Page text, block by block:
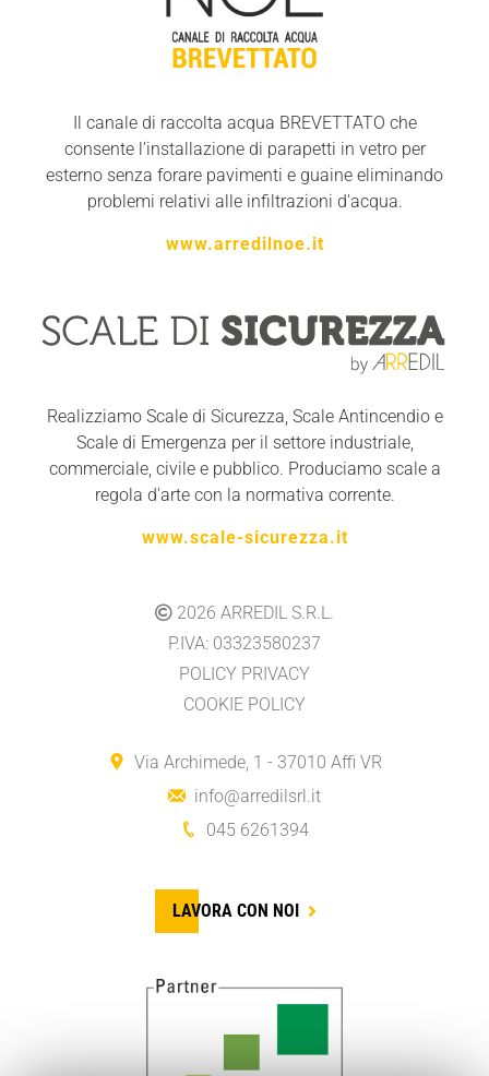
Il canale di raccolta acqua BREVETTATO che
consente l’installazione di parapetti in vetro per
esterno senza forare pavimenti e guaine eliminando
problemi relativi alle infiltrazioni d'acqua.
www.arredilnoe.it
Realizziamo Scale di Sicurezza, Scale Antincendio e
Scale di Emergenza per il settore industriale,
commerciale, civile e pubblico. Produciamo scale a
regola d'arte con la normativa corrente.
www.scale-sicurezza.it
2026 ARREDIL S.R.L.
P.IVA: 03323580237
POLICY PRIVACY
COOKIE POLICY
Via Archimede, 1 - 37010 Affi VR
info@arredilsrl.it
045 6261394
LAVORA CON NOI